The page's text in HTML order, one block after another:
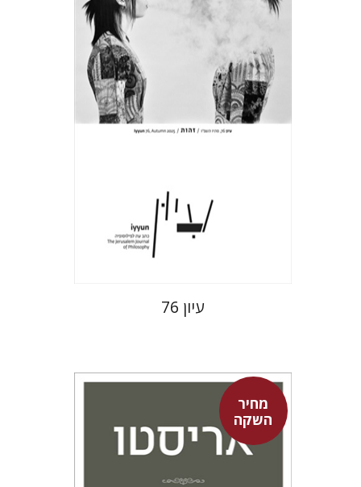
חגי כנען
הנחת אתר ספר מודפס
$35
$32
עיון 76
מחיר
השקה
אריסטו
עמית ברץ